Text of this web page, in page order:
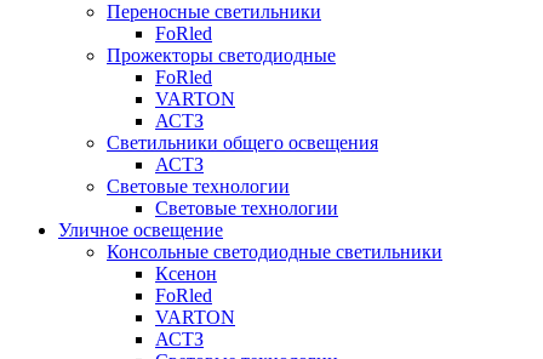
Переносные светильники
FoRled
Прожекторы светодиодные
FoRled
VARTON
АСТЗ
Светильники общего освещения
АСТЗ
Световые технологии
Световые технологии
Уличное освещение
Консольные светодиодные светильники
Ксенон
FoRled
VARTON
АСТЗ